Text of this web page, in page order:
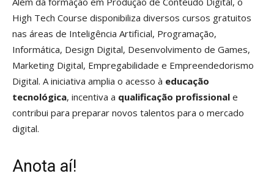
High Tech Course disponibiliza diversos cursos gratuitos
nas áreas de Inteligência Artificial, Programação,
Informática, Design Digital, Desenvolvimento de Games,
Marketing Digital, Empregabilidade e Empreendedorismo
Digital. A iniciativa amplia o acesso à educação
tecnológica, incentiva a qualificação profissional e
contribui para preparar novos talentos para o mercado
digital.
Anota aí!